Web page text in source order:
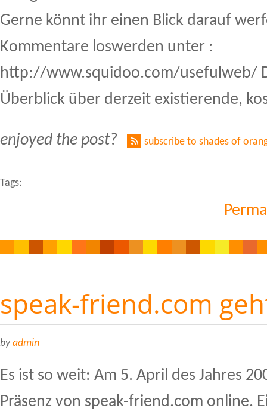
Gerne könnt ihr einen Blick darauf
Kommentare loswerden unter :
http://www.squidoo.com/usefulweb/
Überblick über derzeit existierende,
enjoyed the post? subscribe to shades of
Tags:
speak-friend.com
byadmin
Es ist so weit: Am 5. April des Jahres
Präsenz von speak-friend.com online.